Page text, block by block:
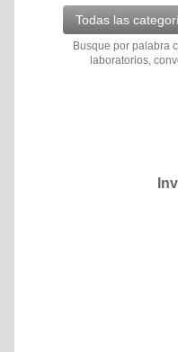
Todas las
Busque por palabra
laboratorios,